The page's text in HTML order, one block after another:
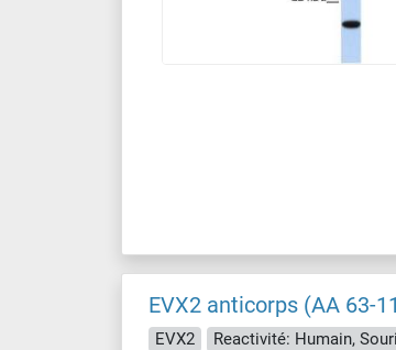
EVX2 anticorps (AA 63-
EVX2 Reactivité: Humain,